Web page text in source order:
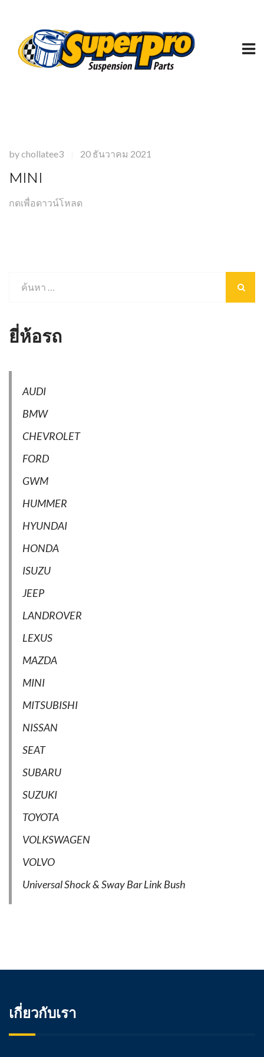
bychollatee3 20 ธันวาคม 2021
MINI
กดเพื่อดาวน์โหลด
ยี่ห้อรถ
AUDI
BMW
CHEVROLET
FORD
GWM
HUMMER
HYUNDAI
HONDA
ISUZU
JEEP
LANDROVER
LEXUS
MAZDA
MINI
MITSUBISHI
NISSAN
SEAT
SUBARU
SUZUKI
TOYOTA
VOLKSWAGEN
VOLVO
Universal Shock & Sway Bar Link Bush
เกี่ยวกับเรา